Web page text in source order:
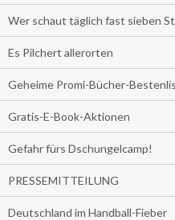
Wer schaut täglich fast sieben
Es Pilchert allerorten
Geheime Promi-Bücher-
Gratis-E-Book-Aktionen
Gefahr fürs Dschungelcamp!
PRESSEMITTEILUNG
Deutschland im Handball-Fieber